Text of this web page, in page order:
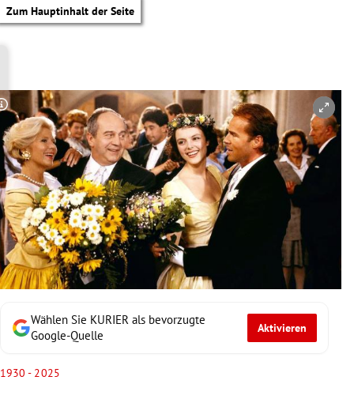
Zum Hauptinhalt der Seite
Untermenü
Untermenü
Wählen Sie KURIER als bevorzugte
Google-Quelle
Aktivieren
1930 - 2025
Copyright-Hinweis öffnen/schließen